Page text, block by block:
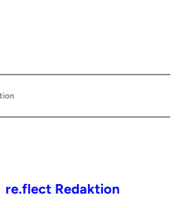
re.flect Redaktion